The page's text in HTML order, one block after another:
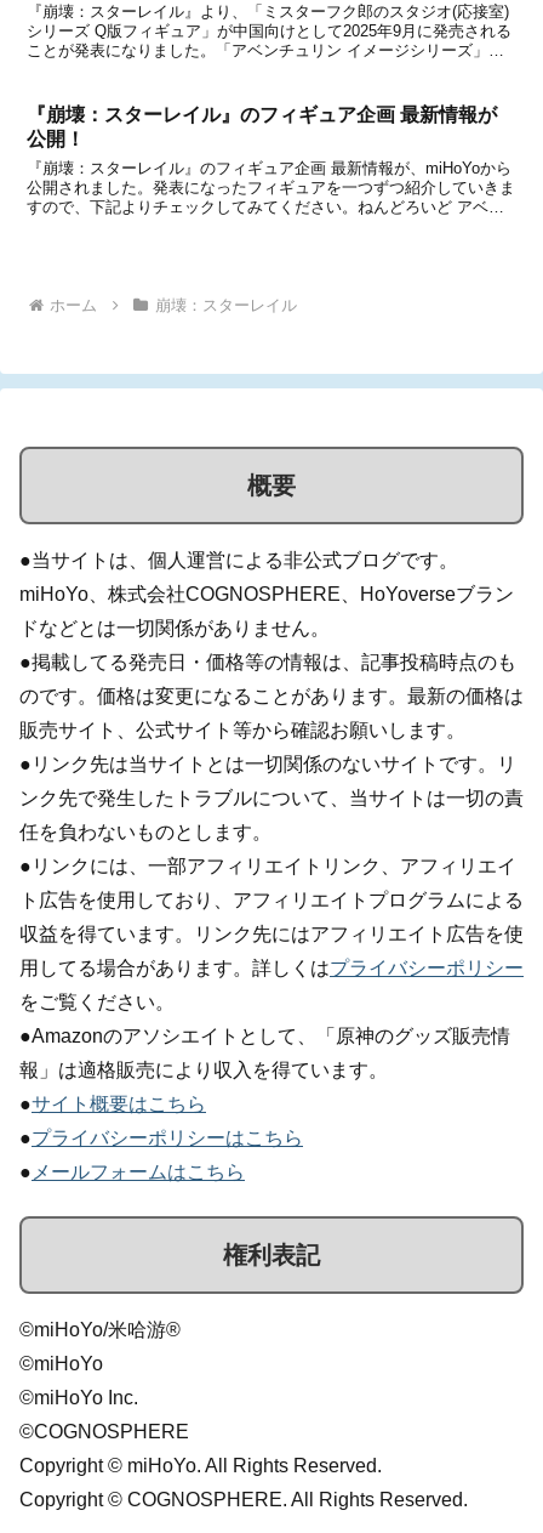
『崩壊：スターレイル』より、「ミスターフク郎のスタジオ(応接室)
シリーズ Q版フィギュア」が中国向けとして2025年9月に発売される
ことが発表になりました。「アベンチュリン イメージシリーズ」な
『崩壊：スターレイル』のフィギュア企画 最新情報が
公開！
『崩壊：スターレイル』のフィギュア企画 最新情報が、miHoYoから
公開されました。発表になったフィギュアを一つずつ紹介していきま
すので、下記よりチェックしてみてください。ねんどろいど アベン
ホーム 崩壊：スターレイル
概要
●当サイトは、個人運営による非公式ブログです。
miHoYo、株式会社COGNOSPHERE、HoYoverseブラン
ドなどとは一切関係がありません。
●掲載してる発売日・価格等の情報は、記事投稿時点のも
のです。価格は変更になることがあります。最新の価格は
販売サイト、公式サイト等から確認お願いします。
●リンク先は当サイトとは一切関係のないサイトです。リ
ンク先で発生したトラブルについて、当サイトは一切の責
任を負わないものとします。
●リンクには、一部アフィリエイトリンク、アフィリエイ
ト広告を使用しており、アフィリエイトプログラムによる
収益を得ています。リンク先にはアフィリエイト広告を使
用してる場合があります。詳しくはプライバシーポリシー
をご覧ください。
●Amazonのアソシエイトとして、「原神のグッズ販売情
報」は適格販売により収入を得ています。
●サイト概要はこちら
●プライバシーポリシーはこちら
● メールフォームはこちら
権利表記
©miHoYo/米哈游®
©miHoYo
©miHoYo Inc.
©COGNOSPHERE
Copyright © miHoYo. All Rights Reserved.
Copyright © COGNOSPHERE. All Rights Reserved.